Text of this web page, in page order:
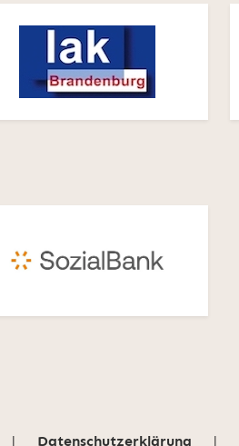
| Datenschutzerklärung |